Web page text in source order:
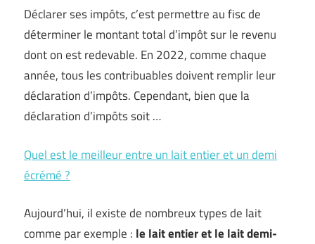
Déclarer ses impôts, c’est permettre au fisc de
déterminer le montant total d’impôt sur le revenu
dont on est redevable. En 2022, comme chaque
année, tous les contribuables doivent remplir leur
déclaration d’impôts. Cependant, bien que la
déclaration d’impôts soit …
Quel est le meilleur entre un lait entier et un demi
écrémé ?
Aujourd’hui, il existe de nombreux types de lait
comme par exemple : le lait entier et le lait demi-